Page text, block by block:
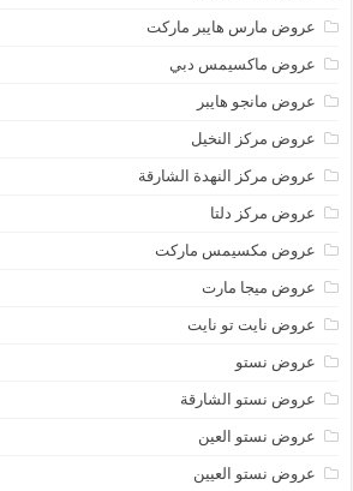
عروض مارس هايبر ماركت
عروض ماكسيمس دبي
عروض مانجو هايبر
عروض مركز النخيل
عروض مركز النهدة الشارقة
عروض مركز دلتا
عروض مكسيمس ماركت
عروض ميجا مارت
عروض نايت تو نايت
عروض نستو
عروض نستو الشارقة
عروض نستو العين
عروض نستو العيين